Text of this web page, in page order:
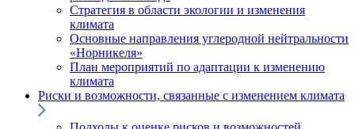
Стратегия в области экологии и изменения
климата
Основные направления углеродной нейтральности
«Норникеля»
План мероприятий по адаптации к изменению
климата
Риски и возможности, связанные с изменением климата